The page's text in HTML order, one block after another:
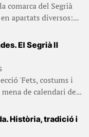
comarca del Segrià
apartats diversos:...
El Segrià II
'Fets, costums i
de calendari de...
Història, tradició i